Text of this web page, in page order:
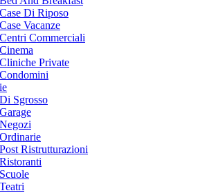
Di Riposo
Vacanze
Commerciali
Private
Sgrosso
Ristrutturazioni